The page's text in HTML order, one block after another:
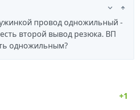
провод одножильный -
второй вывод резюка. ВП
одножильным?